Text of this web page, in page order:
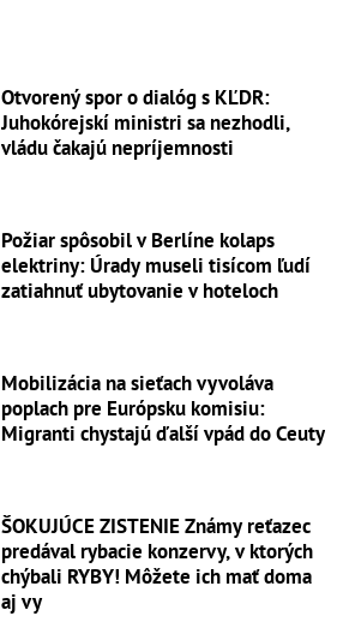
Otvorený spor o dialóg s KĽDR:
Juhokórejskí ministri sa nezhodli,
vládu čakajú nepríjemnosti
Požiar spôsobil v Berlíne kolaps
elektriny: Úrady museli tisícom ľudí
zatiahnuť ubytovanie v hoteloch
Mobilizácia na sieťach vyvoláva
poplach pre Európsku komisiu:
Migranti chystajú ďalší vpád do Ceuty
ŠOKUJÚCE ZISTENIE Známy reťazec
predával rybacie konzervy, v ktorých
chýbali RYBY! Môžete ich mať doma
aj vy